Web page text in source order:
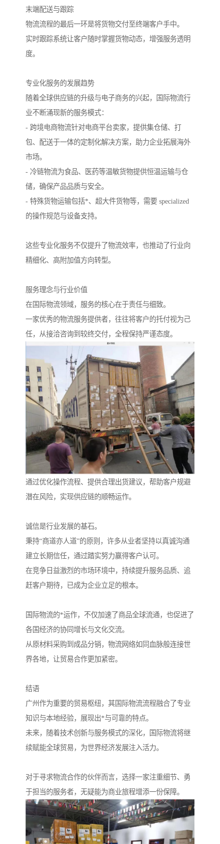
末端配送与跟踪
物流流程的最后一环是将货物交付至终端客户手中。
实时跟踪系统让客户随时掌握货物动态，增强服务透明
度。
专业化服务的发展趋势
随着全球供应链的升级与电子商务的兴起，国际物流行
业不断涌现新的服务模式：
- 跨境电商物流针对电商平台卖家，提供集仓储、打
包、配送于一体的定制化解决方案，助力企业拓展海外
市场。
- 冷链物流为食品、医药等温敏货物提供恒温运输与仓
储，确保产品品质与安全。
- 特殊货物运输包括*、超大件货物等，需要 specialized
的操作规范与设备支持。
这些专业化服务不仅提升了物流效率，也推动了行业向
精细化、高附加值方向转型。
服务理念与行业价值
在国际物流领域，服务的核心在于责任与细致。
一家优秀的物流服务提供者，往往将客户的托付视为己
任，从接洽咨询到较终交付，全程保持严谨态度。
通过优化操作流程、提供合理出货建议，帮助客户规避
潜在风险，实现供应链的顺畅运作。
诚信是行业发展的基石。
秉持“商道亦人道”的原则，许多从业者坚持以真诚沟通
建立长期信任，通过踏实努力赢得客户认可。
在竞争日益激烈的市场环境中，持续提升服务品质、追
赶客户期待，已成为企业立足的根本。
国际物流的*运作，不仅加速了商品全球流通，也促进了
各国经济的协同增长与文化交流。
从原材料采购到成品分销，物流网络如同血脉般连接世
界各地，让贸易合作更加紧密。
结语
广州作为重要的贸易枢纽，其国际物流流程融合了专业
知识与本地经验，展现出*与可靠的特点。
未来，随着技术创新与服务模式的深化，国际物流将继
续赋能全球贸易，为世界经济发展注入活力。
对于寻求物流合作的伙伴而言，选择一家注重细节、勇
于担当的服务者，无疑能为商业旅程增添一份保障。